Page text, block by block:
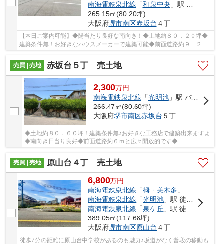
南海電鉄泉北線 「和泉中央 」駅 徒歩42分
265.15㎡(80.20坪)
大阪府堺市南区赤坂台 ４丁
【本日ご案内可能】◆陽当たり良好な南向き！◆土地約８０．２０坪◆
建築条件無！お好きなハウスメーカーで建築可能◆前面道路約９．２ｍ
売買 | 売地
赤坂台５丁 売土地
2,300万円
南海電鉄泉北線 「光明池」駅 バス12分 「赤坂台５丁」 停歩4分
266.47㎡(80.60坪)
大阪府堺市南区赤坂台 ５丁
◆土地約８０．６０坪！建築条件無♪お好きな工務店で建築出来ますよ
◆南向き日当り良好◆前面道路約６ｍと広々開放的です◆
売買 | 売地 原山台４丁 売土地
6,800万円
南海電鉄泉北線 「栂・美木多 」駅 徒歩14分
南海電鉄泉北線 「光明池 」駅 徒歩37分
南海電鉄泉北線 「泉ケ丘 」駅 徒歩41分
389.05㎡(117.68坪)
大阪府堺市南区原山台 ４丁
徒歩7分の距離に原山台中学校があるのも魅力♪坂道がなく普段の移動も